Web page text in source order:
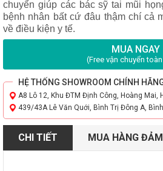
chuyển giúp các bác sỹ tai mũi
bệnh nhân bất cứ đâu thậm chí cả
về điều kiện y tế.
MUA NGAY
(Free vận chuyển
HỆ THỐNG SHOWROOM CHÍNH
A8 Lô 12, Khu ĐTM Định Công, Hoàng Mai,
439/43A Lê Văn Quới, Bình Trị Đông A, Bình
CHI TIẾT MUA HÀNG